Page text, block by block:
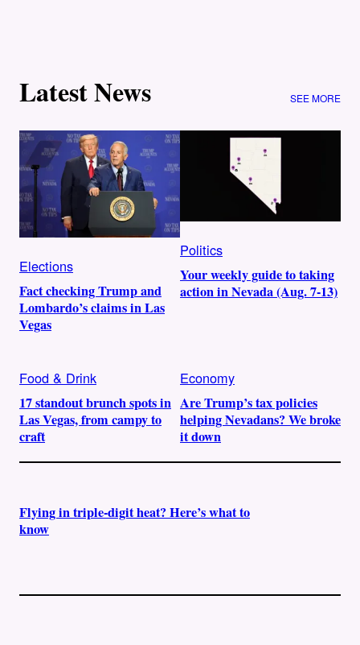
Latest News SEE MORE
Elections
Fact checking Trump and
Lombardo’s claims in Las
Vegas
Politics
Your weekly guide to taking
action in Nevada (Aug. 7-13)
Food & Drink
17 standout brunch spots in
Las Vegas, from campy to
craft
Economy
Are Trump’s tax policies
helping Nevadans? We broke
it down
Flying in triple-digit heat? Here’s what to
know